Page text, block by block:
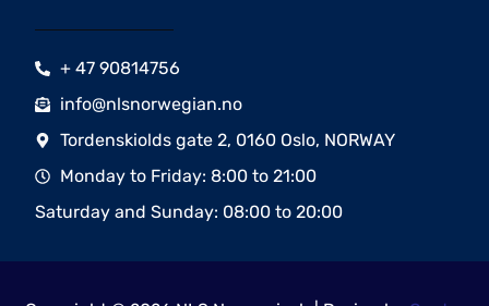
+ 47 90814756
info@nlsnorwegian.no
Tordenskiolds gate 2, 0160 Oslo, NORWAY
Monday to Friday: 8:00 to 21:00
Saturday and Sunday: 08:00 to 20:00